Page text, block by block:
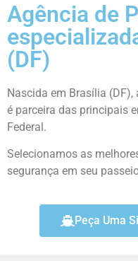
Agência de
(DF)
Nascida em Brasília
é parceira das principais
Federal.
Selecionamos as
segurança em seu
Peça Uma